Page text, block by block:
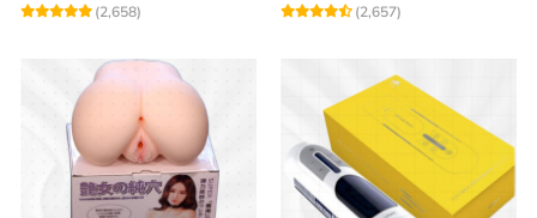
(2,658)
(2,657)